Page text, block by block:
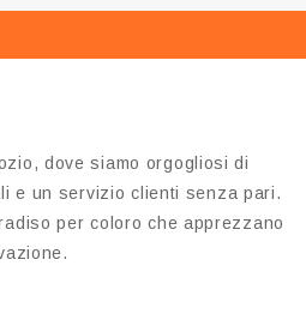
dove siamo orgogliosi di
e un servizio clienti senza pari.
per coloro che apprezzano